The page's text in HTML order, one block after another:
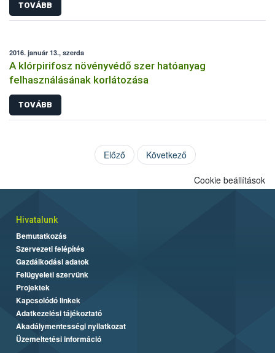
TOVÁBB
2016. január 13., szerda
A klórpirifosz növényvédő szer hatóanyag
felhasználásának korlátozása
TOVÁBB
Előző Következő
Cookie beállítások
Hivatalunk
Bemutatkozás
Szervezeti felépítés
Gazdálkodási adatok
Felügyeleti szervünk
Projektek
Kapcsolódó linkek
Adatkezelési tájékoztató
Akadálymentességi nyilatkozat
Üzemeltetési információ